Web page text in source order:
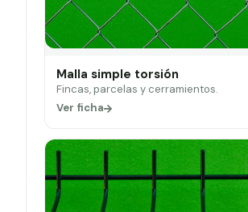
Malla simple torsión
Fincas, parcelas y cerramientos.
Ver ficha